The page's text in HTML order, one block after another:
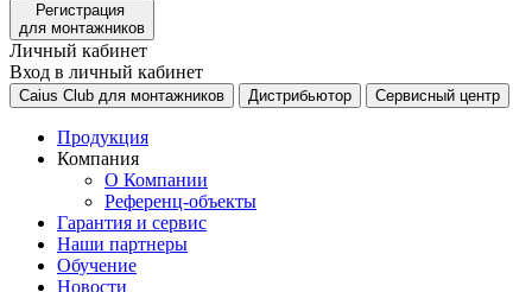
Регистрация
для монтажников
Личный кабинет
Вход в личный кабинет
Caius Club для монтажников Дистрибьютор Сервисный центр
Продукция
Компания
О Компании
Референц-объекты
Гарантия и сервис
Наши партнеры
Обучение
Новости